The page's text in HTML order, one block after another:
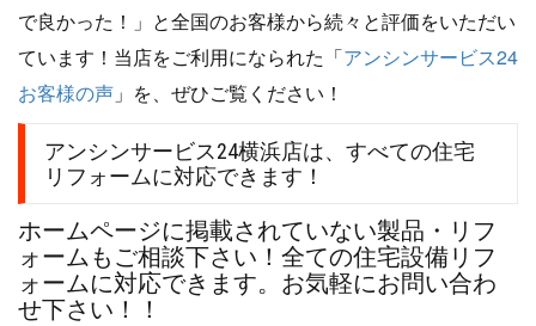
で良かった！」と全国のお客様から続々と評価をいただい
ています！当店をご利用になられた「アンシンサービス24
お客様の声 」を、ぜひご覧ください！
アンシンサービス24横浜店は、すべての住宅
リフォームに対応できます！
ホームページに掲載されていない製品・リフ
ォームもご相談下さい！全ての住宅設備リフ
ォームに対応できます。お気軽にお問い合わ
せ下さい！！